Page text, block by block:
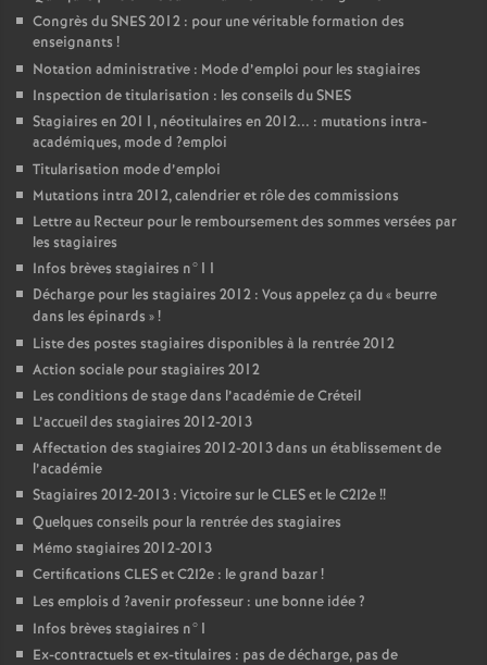
Congrès duSNES2012 : pour une véritable formation des
enseignants !
Notation administrative : Mode d’emploi pour les stagiaires
Inspection de titularisation : les conseils duSNES
Stagiaires en 2011, néotitulaires en 2012... : mutations intra-
académiques, mode d ?emploi
Titularisation mode d’emploi
Mutations intra 2012, calendrier et rôle des commissions
Lettre au Recteur pour le remboursement des sommes versées par
les stagiaires
Infos brèves stagiaires n°11
Décharge pour les stagiaires 2012 : Vous appelez ça du « beurre
dans les épinards »!
Liste des postes stagiaires disponibles à la rentrée 2012
Action sociale pour stagiaires 2012
Les conditions de stage dans l’académie de Créteil
L’accueil des stagiaires 2012-2013
Affectation des stagiaires 2012-2013 dans un établissement de
l’académie
Stagiaires 2012-2013 : Victoire sur leCLESet le C2I2e!!
Quelques conseils pour la rentrée des stagiaires
Mémo stagiaires 2012-2013
Certifications CLESet C2I2e : le grand bazar!
Les emplois d ?avenir professeur : une bonne idée?
Infos brèves stagiaires n°1
Ex-contractuels et ex-titulaires : pas de décharge, pas de